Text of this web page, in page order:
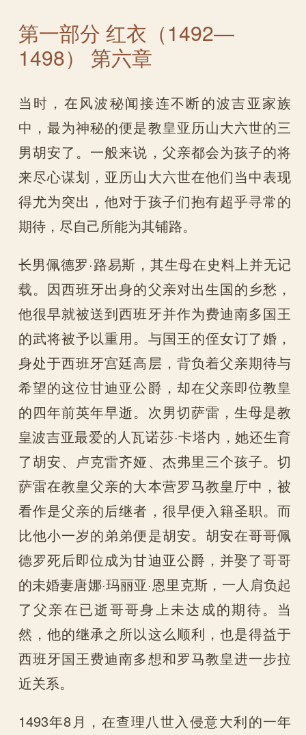
第一部分 红衣（1492—
1498） 第六章
当时，在风波秘闻接连不断的波吉亚家族
中，最为神秘的便是教皇亚历山大六世的三
男胡安了。一般来说，父亲都会为孩子的将
来尽心谋划，亚历山大六世在他们当中表现
得尤为突出，他对于孩子们抱有超乎寻常的
期待，尽自己所能为其铺路。
长男佩德罗·路易斯，其生母在史料上并无记
载。因西班牙出身的父亲对出生国的乡愁，
他很早就被送到西班牙并作为费迪南多国王
的武将被予以重用。与国王的侄女订了婚，
身处于西班牙宫廷高层，背负着父亲期待与
希望的这位甘迪亚公爵，却在父亲即位教皇
的四年前英年早逝。次男切萨雷，生母是教
皇波吉亚最爱的人瓦诺莎·卡塔内，她还生育
了胡安、卢克雷齐娅、杰弗里三个孩子。切
萨雷在教皇父亲的大本营罗马教皇厅中，被
看作是父亲的后继者，很早便入籍圣职。而
比他小一岁的弟弟便是胡安。胡安在哥哥佩
德罗死后即位成为甘迪亚公爵，并娶了哥哥
的未婚妻唐娜·玛丽亚·恩里克斯，一人肩负起
了父亲在已逝哥哥身上未达成的期待。当
然，他的继承之所以这么顺利，也是得益于
西班牙国王费迪南多想和罗马教皇进一步拉
近关系。
1493年8月，在查理八世入侵意大利的一年